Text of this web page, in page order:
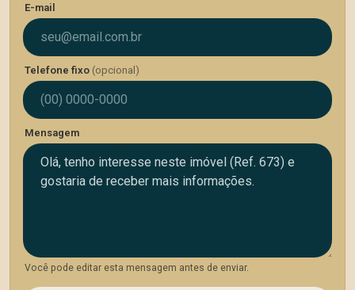
E-mail
Telefone fixo (opcional)
Mensagem
Você pode editar esta mensagem antes de enviar.